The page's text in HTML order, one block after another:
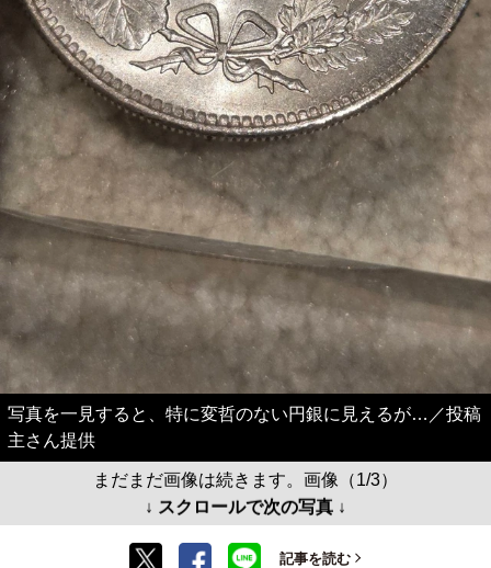
写真を一見すると、特に変哲のない円銀に見えるが…／投稿
主さん提供
まだまだ画像は続きます。画像（1/3）
↓ スクロールで次の写真 ↓
記事を読む